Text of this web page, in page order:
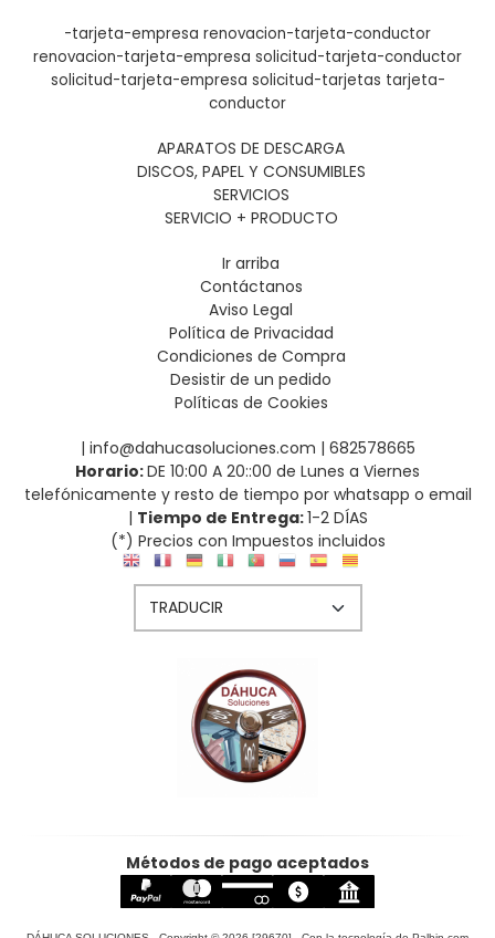
-tarjeta-empresa renovacion-tarjeta-conductor
renovacion-tarjeta-empresa solicitud-tarjeta-conductor
solicitud-tarjeta-empresa solicitud-tarjetas tarjeta-
conductor
APARATOS DE DESCARGA
DISCOS, PAPEL Y CONSUMIBLES
SERVICIOS
SERVICIO + PRODUCTO
Ir arriba
Contáctanos
Aviso Legal
Política de Privacidad
Condiciones de Compra
Desistir de un pedido
Políticas de Cookies
| info@dahucasoluciones.com | 682578665
Horario:DE 10:00 A 20::00 de Lunes a Viernes
telefónicamente y resto de tiempo por whatsapp o email
| Tiempo de Entrega:1-2 DÍAS
(*) Precios con Impuestos incluidos
Métodos de pago aceptados